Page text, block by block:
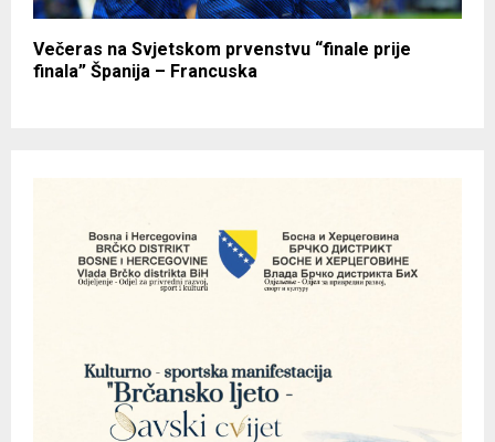
Večeras na Svjetskom prvenstvu “finale prije
finala” Španija – Francuska